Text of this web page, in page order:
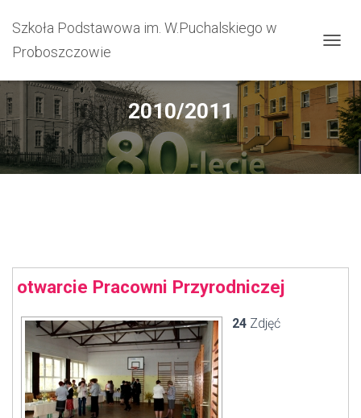
Szkoła Podstawowa im. W.Puchalskiego w
Proboszczowie
2010/2011
otwarcie Pracowni Przyrodniczej
24 Zdjęć